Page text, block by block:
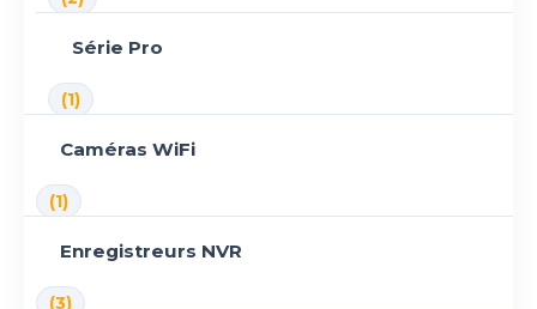
Série Pro
(1)
Caméras WiFi
(1)
Enregistreurs NVR
(3)